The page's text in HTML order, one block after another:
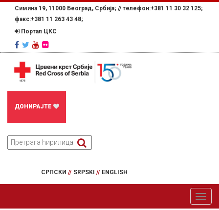
Симина 19, 11000 Београд, Србија; // телефон:+381 11 30 32 125;
факс:+381 11 263 43 48;
Портал ЦКС
ДОНИРАЈТЕ
СРПСКИ // SRPSKI // ENGLISH